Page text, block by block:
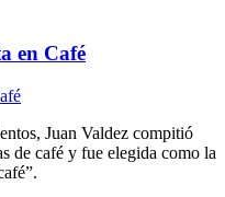
en Café
Juan Valdez compitió
de café y fue elegida como la